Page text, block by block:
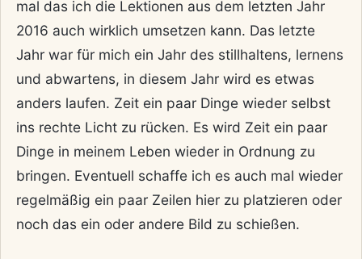
mal das ich die Lektionen aus dem letzten Jahr
2016 auch wirklich umsetzen kann. Das letzte
Jahr war für mich ein Jahr des stillhaltens, lernens
und abwartens, in diesem Jahr wird es etwas
anders laufen. Zeit ein paar Dinge wieder selbst
ins rechte Licht zu rücken. Es wird Zeit ein paar
Dinge in meinem Leben wieder in Ordnung zu
bringen. Eventuell schaffe ich es auch mal wieder
regelmäßig ein paar Zeilen hier zu platzieren oder
noch das ein oder andere Bild zu schießen.